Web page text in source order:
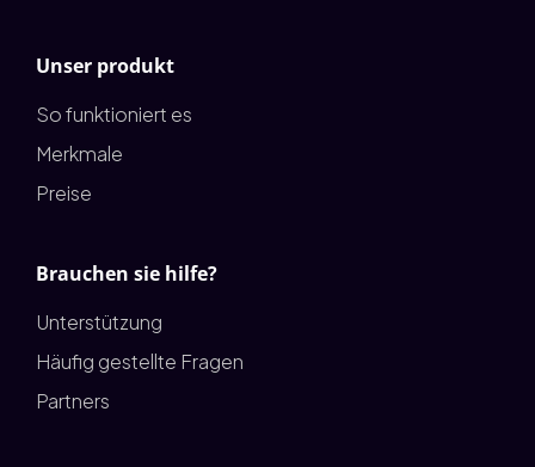
Unser produkt
So funktioniert es
Merkmale
Preise
Brauchen sie hilfe?
Unterstützung
Häufig gestellte Fragen
Partners